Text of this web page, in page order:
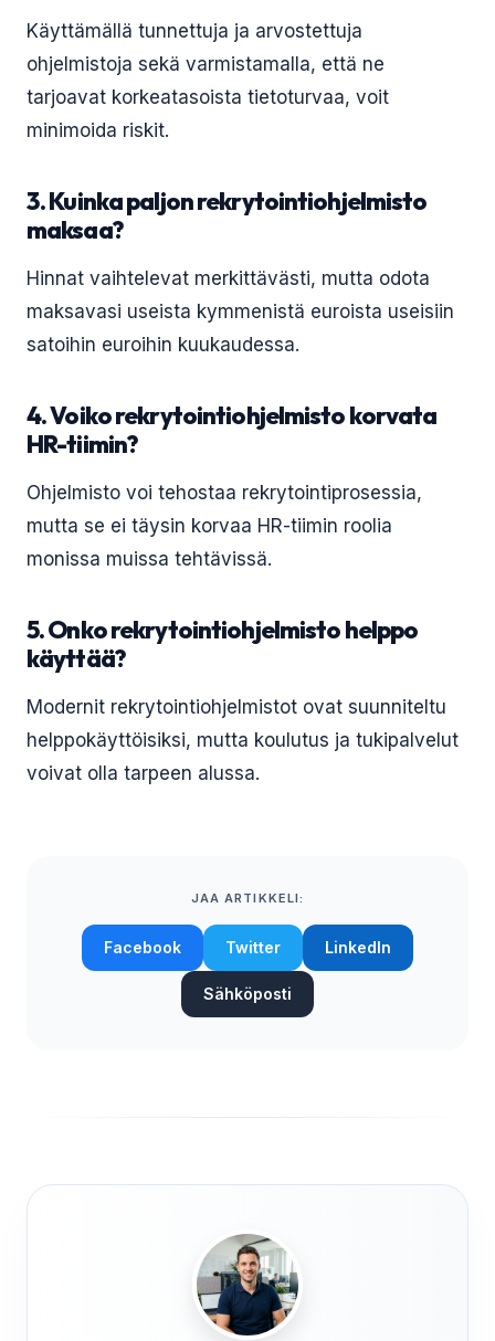
Käyttämällä tunnettuja ja arvostettuja
ohjelmistoja sekä varmistamalla, että ne
tarjoavat korkeatasoista tietoturvaa, voit
minimoida riskit.
3. Kuinka paljon rekrytointiohjelmisto
maksaa?
Hinnat vaihtelevat merkittävästi, mutta odota
maksavasi useista kymmenistä euroista useisiin
satoihin euroihin kuukaudessa.
4. Voiko rekrytointiohjelmisto korvata
HR-tiimin?
Ohjelmisto voi tehostaa rekrytointiprosessia,
mutta se ei täysin korvaa HR-tiimin roolia
monissa muissa tehtävissä.
5. Onko rekrytointiohjelmisto helppo
käyttää?
Modernit rekrytointiohjelmistot ovat suunniteltu
helppokäyttöisiksi, mutta koulutus ja tukipalvelut
voivat olla tarpeen alussa.
JAA ARTIKKELI:
Facebook Twitter LinkedIn
Sähköposti